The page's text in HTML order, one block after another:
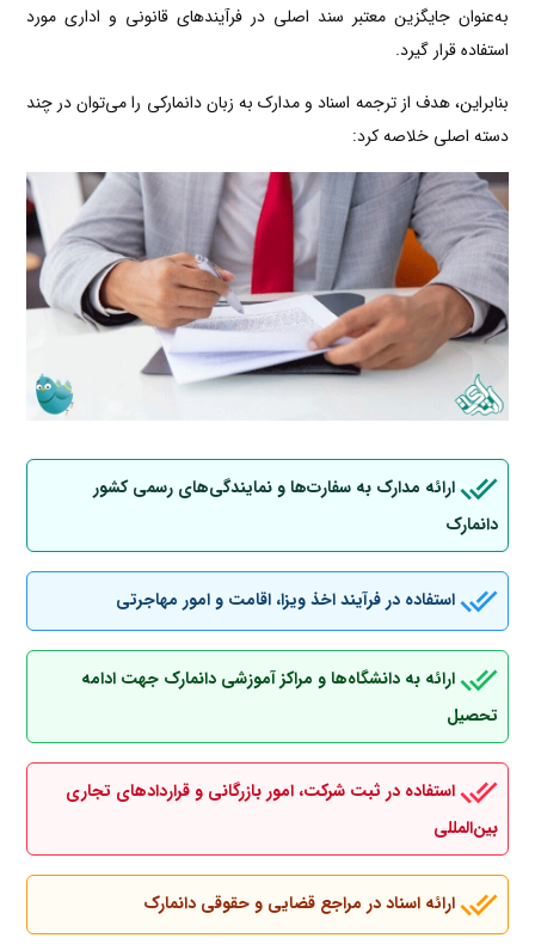
به‌عنوان جایگزین معتبر سند اصلی در فرآیندهای قانونی و اداری مورد
استفاده قرار گیرد.
بنابراین، هدف از ترجمه اسناد و مدارک به زبان دانمارکی را می‌توان در چند
دسته اصلی خلاصه کرد:
ارائه مدارک به سفارت‌ها و نمایندگی‌های رسمی کشور
دانمارک
استفاده در فرآیند اخذ ویزا، اقامت و امور مهاجرتی
ارائه به دانشگاه‌ها و مراکز آموزشی دانمارک جهت ادامه
تحصیل
استفاده در ثبت شرکت، امور بازرگانی و قراردادهای تجاری
بین‌المللی
ارائه اسناد در مراجع قضایی و حقوقی دانمارک